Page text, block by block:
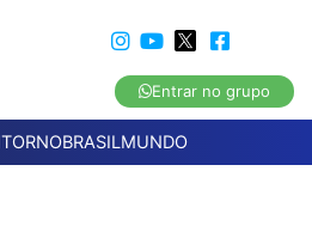
Entrar no grupo
BRASILMUNDO